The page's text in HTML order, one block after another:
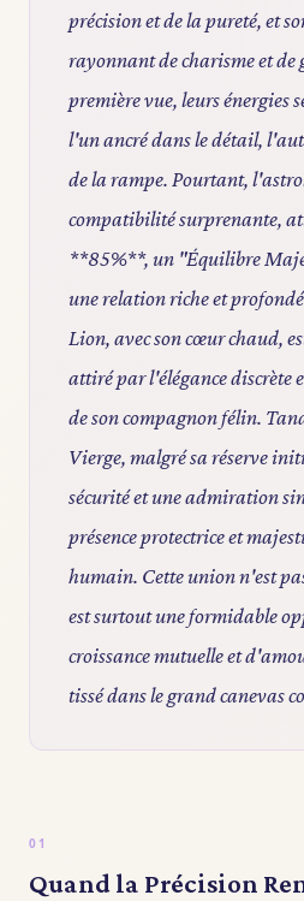
précision et de la pureté, et
rayonnant de charisme et de
première vue, leurs énergies
l'un ancré dans le détail,
de la rampe. Pourtant,
compatibilité surprenante,
**85%**, un "Équilibre
une relation riche et
Lion, avec son cœur chaud,
attiré par l'élégance discrète
de son compagnon félin.
Vierge, malgré sa réserve
sécurité et une admiration
présence protectrice et
humain. Cette union n'est
est surtout une formidable
croissance mutuelle et
tissé dans le grand canevas
Quand la Précision